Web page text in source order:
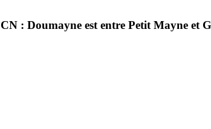
: Doumayne est entre Petit Mayne